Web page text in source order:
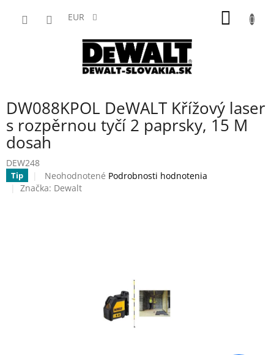
EUR
DW088KPOL DeWALT Křížový laser
s rozpěrnou tyčí 2 paprsky, 15 M
dosah
DEW248
Tip
Priemerné
hodnotenie
Neohodnotené Podrobnosti hodnotenia
Značka: Dewalt